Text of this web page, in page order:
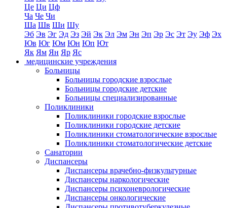
Це Ци Цф
Ча Че Чи
Ша Шв Ши Шу
Эб Эв Эг Эд Эз Эй Эк Эл Эм Эн Эп Эр Эс Эт Эу Эф Эх
Юв Юг Юм Юн Юп Ют
Як Ям Ян Яр Яс
медицинские учреждения
Больницы
Больницы городские взрослые
Больницы городские детские
Больницы специализированные
Поликлиники
Поликлиники городские взрослые
Поликлиники городские детские
Поликлиники стоматологические взрослые
Поликлиники стоматологические детские
Санатории
Диспансеры
Диспансеры врачебно-физкультурные
Диспансеры наркологические
Диспансеры психоневрологические
Диспансеры онкологические